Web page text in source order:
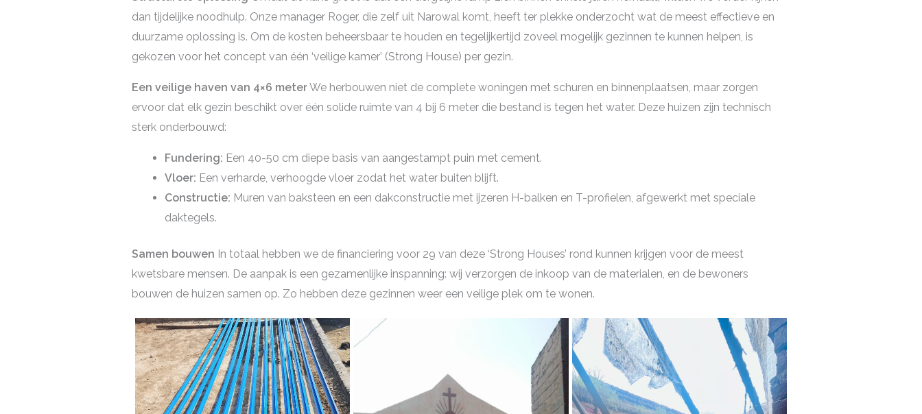
dan tijdelijke noodhulp. Onze manager Roger, die zelf uit Narowal komt, heeft ter plekke onderzocht wat de meest effectieve en
duurzame oplossing is. Om de kosten beheersbaar te houden en tegelijkertijd zoveel mogelijk gezinnen te kunnen helpen, is
gekozen voor het concept van één ‘veilige kamer’ (Strong House) per gezin.
Een veilige haven van 4×6 meterWe herbouwen niet de complete woningen met schuren en binnenplaatsen, maar zorgen
ervoor dat elk gezin beschikt over één solide ruimte van 4 bij 6 meter die bestand is tegen het water. Deze huizen zijn technisch
sterk onderbouwd:
Fundering: Een 40-50 cm diepe basis van aangestampt puin met cement.
Vloer: Een verharde, verhoogde vloer zodat het water buiten blijft.
Constructie: Muren van baksteen en een dakconstructie met ijzeren H-balken en T-profielen, afgewerkt met speciale
daktegels.
Samen bouwen In totaal hebben we de financiering voor 29 van deze ‘Strong Houses’ rond kunnen krijgen voor de meest
kwetsbare mensen. De aanpak is een gezamenlijke inspanning: wij verzorgen de inkoop van de materialen, en de bewoners
bouwen de huizen samen op. Zo hebben deze gezinnen weer een veilige plek om te wonen.